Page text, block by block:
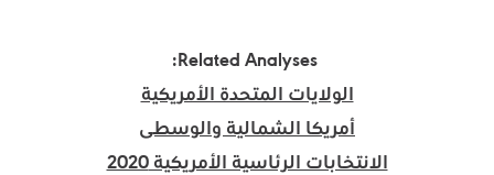
Related Analyses:
الولايات المتحدة الأمريكية
أمريكا الشمالية والوسطى
الانتخابات الرئاسية الأمريكية 2020